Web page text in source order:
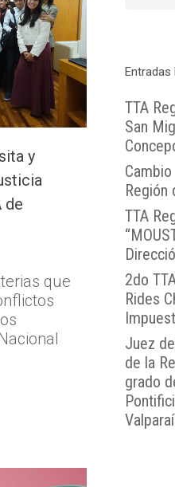
y
de
que
Entradas
TTA
San
Región
TTA
2do
Rides
Juez
de la
grado